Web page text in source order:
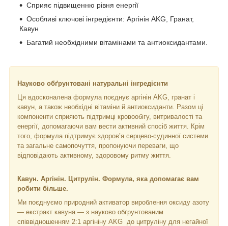
Сприяє підвищенню рівня енергії
Особливі ключові інгредієнти: Аргінін AKG, Гранат,
Кавун
Багатий необхідними вітамінами та антиоксидантами.
Науково обґрунтовані натуральні інгредієнти
Ця вдосконалена формула поєднує аргінін AKG, гранат і
кавун, а також необхідні вітаміни й антиоксиданти. Разом ці
компоненти сприяють підтримці кровообігу, витривалості та
енергії, допомагаючи вам вести активний спосіб життя. Крім
того, формула підтримує здоров’я серцево-судинної системи
та загальне самопочуття, пропонуючи переваги, що
відповідають активному, здоровому ритму життя.
Кавун. Аргінін. Цитрулін. Формула, яка допомагає вам
робити більше.
Ми поєднуємо природний активатор вироблення оксиду азоту
— екстракт кавуна — з науково обґрунтованим
співвідношенням 2:1 аргініну AKG до цитруліну для негайної